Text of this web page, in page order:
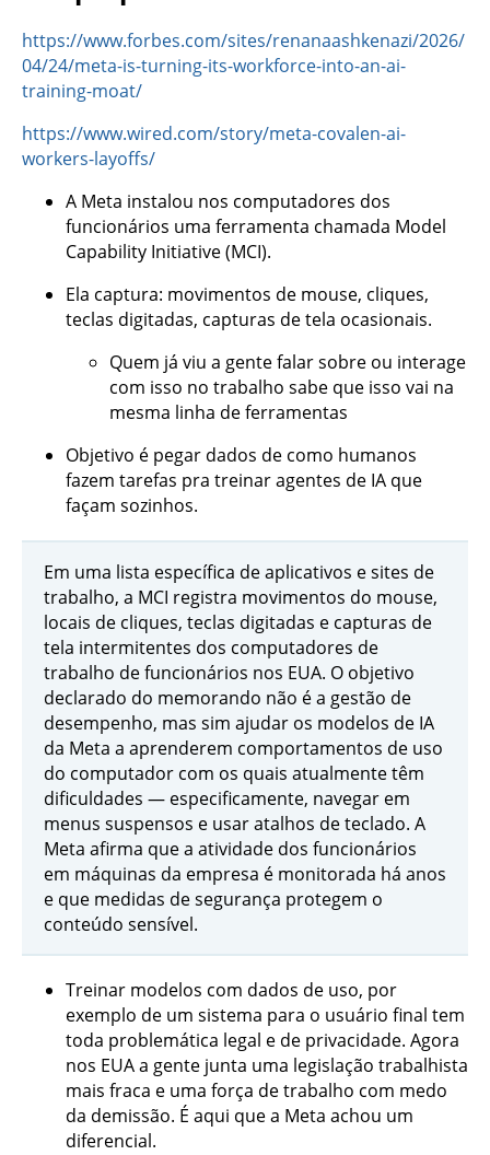
https://www.forbes.com/sites/renanaashkenazi/2026/
04/24/meta-is-turning-its-workforce-into-an-ai-
training-moat/
https://www.wired.com/story/meta-covalen-ai-
workers-layoffs/
A Meta instalou nos computadores dos
funcionários uma ferramenta chamada Model
Capability Initiative (MCI).
Ela captura: movimentos de mouse, cliques,
teclas digitadas, capturas de tela ocasionais.
Quem já viu a gente falar sobre ou interage
com isso no trabalho sabe que isso vai na
mesma linha de ferramentas
Objetivo é pegar dados de como humanos
fazem tarefas pra treinar agentes de IA que
façam sozinhos.
Em uma lista específica de aplicativos e sites de
trabalho, a MCI registra movimentos do mouse,
locais de cliques, teclas digitadas e capturas de
tela intermitentes dos computadores de
trabalho de funcionários nos EUA. O objetivo
declarado do memorando não é a gestão de
desempenho, mas sim ajudar os modelos de IA
da Meta a aprenderem comportamentos de uso
do computador com os quais atualmente têm
dificuldades — especificamente, navegar em
menus suspensos e usar atalhos de teclado. A
Meta afirma que a atividade dos funcionários
em máquinas da empresa é monitorada há anos
e que medidas de segurança protegem o
conteúdo sensível.
Treinar modelos com dados de uso, por
exemplo de um sistema para o usuário final tem
toda problemática legal e de privacidade. Agora
nos EUA a gente junta uma legislação trabalhista
mais fraca e uma força de trabalho com medo
da demissão. É aqui que a Meta achou um
diferencial.